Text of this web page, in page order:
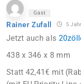
Gast
Rainer Zufall 5
Jetzt auch als
438 x 346 x 8 mm
Statt 42,41€ mit